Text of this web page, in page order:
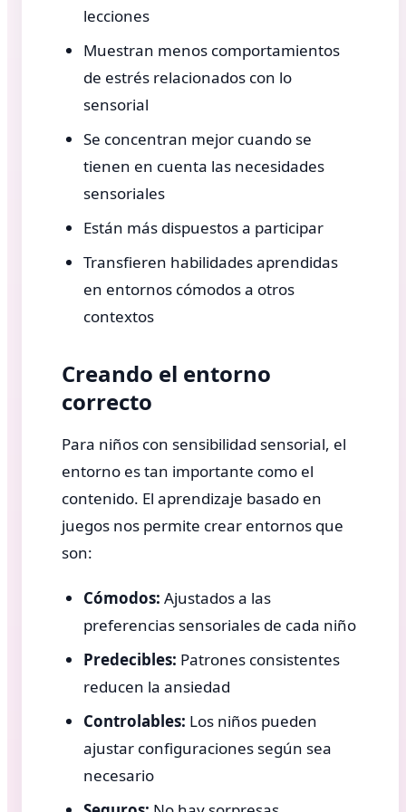
lecciones
Muestran menos comportamientos
de estrés relacionados con lo
sensorial
Se concentran mejor cuando se
tienen en cuenta las necesidades
sensoriales
Están más dispuestos a participar
Transfieren habilidades aprendidas
en entornos cómodos a otros
contextos
Creando el entorno
correcto
Para niños con sensibilidad sensorial, el
entorno es tan importante como el
contenido. El aprendizaje basado en
juegos nos permite crear entornos que
son:
Cómodos: Ajustados a las
preferencias sensoriales de cada niño
Predecibles: Patrones consistentes
reducen la ansiedad
Controlables: Los niños pueden
ajustar configuraciones según sea
necesario